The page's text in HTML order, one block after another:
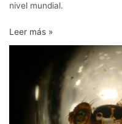
nivel mundial.
Leer más »
operativo
detección